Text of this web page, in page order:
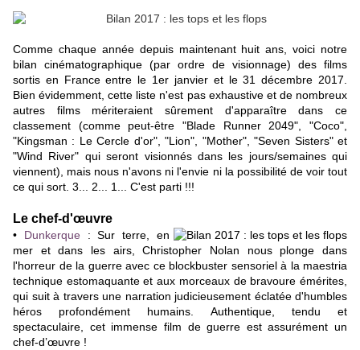
Comme chaque année depuis maintenant huit ans, voici notre
bilan cinématographique (par ordre de visionnage) des films
sortis en France entre le 1er janvier et le 31 décembre 2017.
Bien évidemment, cette liste n'est pas exhaustive et de nombreux
autres films mériteraient sûrement d'apparaître dans ce
classement (comme peut-être "Blade Runner 2049", "Coco",
"Kingsman : Le Cercle d'or", "Lion", "Mother", "Seven Sisters" et
"Wind River" qui seront visionnés dans les jours/semaines qui
viennent), mais nous n'avons ni l'envie ni la possibilité de voir tout
ce qui sort. 3... 2... 1... C'est parti !!!
Le chef-d'œuvre
• Dunkerque : Sur terre, en
mer et dans les airs, Christopher Nolan nous plonge dans
l'horreur de la guerre avec ce blockbuster sensoriel à la maestria
technique estomaquante et aux morceaux de bravoure émérites,
qui suit à travers une narration judicieusement éclatée d'humbles
héros profondément humains. Authentique, tendu et
spectaculaire, cet immense film de guerre est assurément un
chef-d’œuvre !